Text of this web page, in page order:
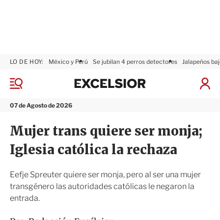
M
n
07 de Agosto de 2026
LO DE HOY: México y Perú Se jubilan 4 perros detectores Jalapeños
I
x
i
o
r
Mujer trans quiere ser monja;
Iglesia católica la rechaza
Eefje Spreuter quiere ser monja, pero al ser una mujer
transgénero las autoridades católicas le negaron la
entrada.